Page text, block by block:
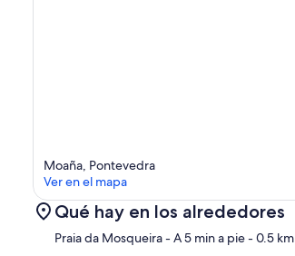
Moaña, Pontevedra
Ver en el mapa
Qué hay en los alrededores
Praia da Mosqueira- A 5 min a pie- 0.5 km